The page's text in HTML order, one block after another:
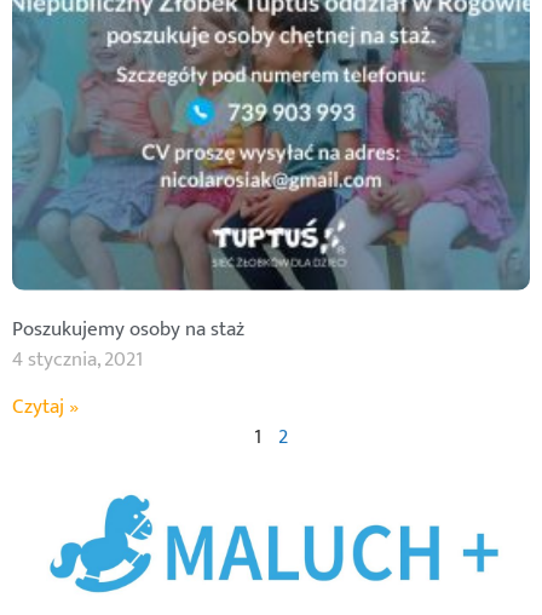
Poszukujemy osoby na staż
4 stycznia, 2021
Czytaj »
1 2